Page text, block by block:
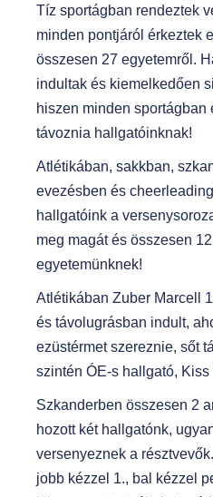
Tíz sportágban rendeztek
minden pontjáról érkeztek
összesen 27 egyetemről.
indultak és kiemelkedően
hiszen minden sportágban
távoznia hallgatóinknak!
Atlétikában, sakkban,
evezésben és
hallgatóink a
meg magát és összesen
egyetemünknek!
Atlétikában Zuber Marcell
és távolugrásban indult,
ezüstérmet szereznie, sőt
szintén ÓE-s hallgató, Kiss
Szkanderben összesen 2
hozott két hallgatónk,
versenyeznek a
jobb kézzel 1., bal kézzel